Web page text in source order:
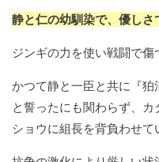
静と仁の幼馴染で、優しさ
ジンギの力を使い戦闘で傷
かつて静と一臣と共に『狛
と誓ったにも関わらず、
ショウに組長を背負わせて